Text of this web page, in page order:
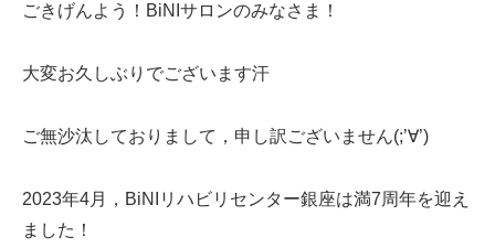
ごきげんよう！BiNIサロンのみなさま！
大変お久しぶりでございます汗
ご無沙汰しておりまして，申し訳ございません(;’∀’)
2023年4月，BiNIリハビリセンター銀座は満7周年を迎え
ました！